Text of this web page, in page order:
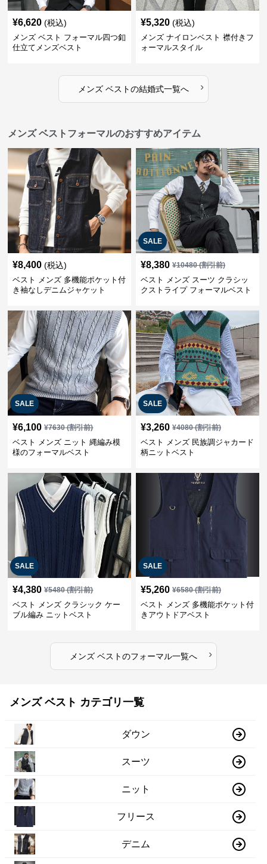
¥6,620 (税込)
メンズ ベスト フォーマル四つ釦
仕立てメンズベスト
¥5,320 (税込)
メンズ ナイロンベスト 襟付きフ
ォーマルスタイル
メンズ ベストの結婚式一覧へ ›
メンズ ベストフォーマルのおすすめアイテム
¥8,400 (税込)
ベスト メンズ 多機能ポケット付
き袖なしデニムジャケット
SALE
¥8,380 ¥10480(割引前)
ベスト メンズ スーツ クラシッ
クストライプ フォーマルベスト
SALE
¥6,100 ¥7630(割引前)
ベスト メンズ ニット 縄編み模
様のフォーマルベスト
SALE
¥3,260 ¥4080(割引前)
ベスト メンズ 民族調ジャカード
柄ニットベスト
SALE
¥4,380 ¥5480(割引前)
ベスト メンズ クラシック ケー
ブル編み ニットベスト
SALE
¥5,260 ¥6580(割引前)
ベスト メンズ 多機能ポケット付
きアウトドアベスト
メンズ ベストのフォーマル一覧へ ›
メンズ ベスト カテゴリ一覧
ダウン
スーツ
ニット
フリース
デニム